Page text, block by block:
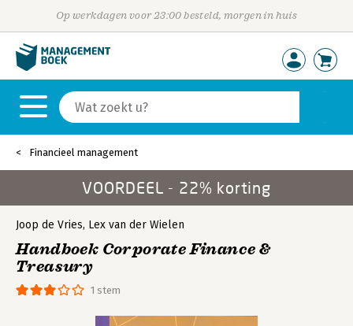
Op werkdagen voor 23:00 besteld, morgen in huis
Financieel management
VOORDEEL - 22% korting
1 stem
Joop de Vries, Lex van der Wielen
Handboek Corporate Finance &
Treasury